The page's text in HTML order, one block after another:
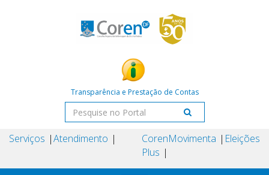
Transparência e Prestação de Contas
Serviços Atendimento
Coren
Plus
Movimenta Eleições